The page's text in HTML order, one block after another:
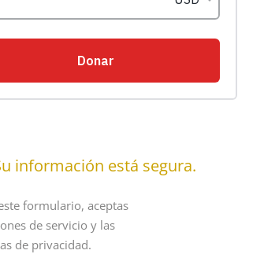
información está segura.
formulario, aceptas
de servicio y las
de privacidad.